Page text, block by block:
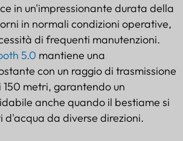
in un'impressionante durata della
in normali condizioni operative,
di frequenti manutenzioni.
5.0 mantiene una
con un raggio di trasmissione
metri, garantendo un
anche quando il bestiame si
d'acqua da diverse direzioni.